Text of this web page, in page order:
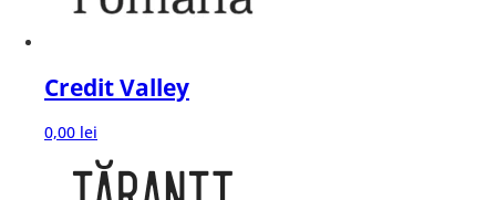
Credit Valley
0,00 lei